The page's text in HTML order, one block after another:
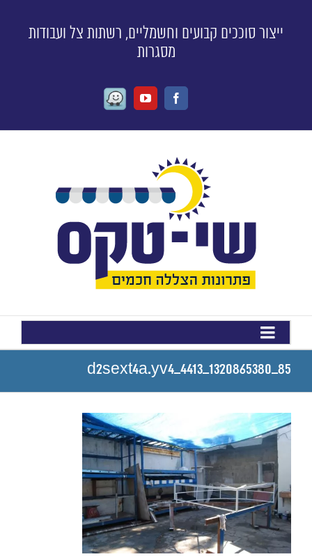
ייצור סוככים קבועים וחשמליים, רשתות צל ועבודות
מסגרות
Facebook
Youtube
Waze
d2sext4a.yv4_4413_1320865380_85